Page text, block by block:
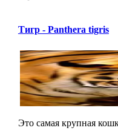
Тигр - Panthera tigris
Это самая крупная